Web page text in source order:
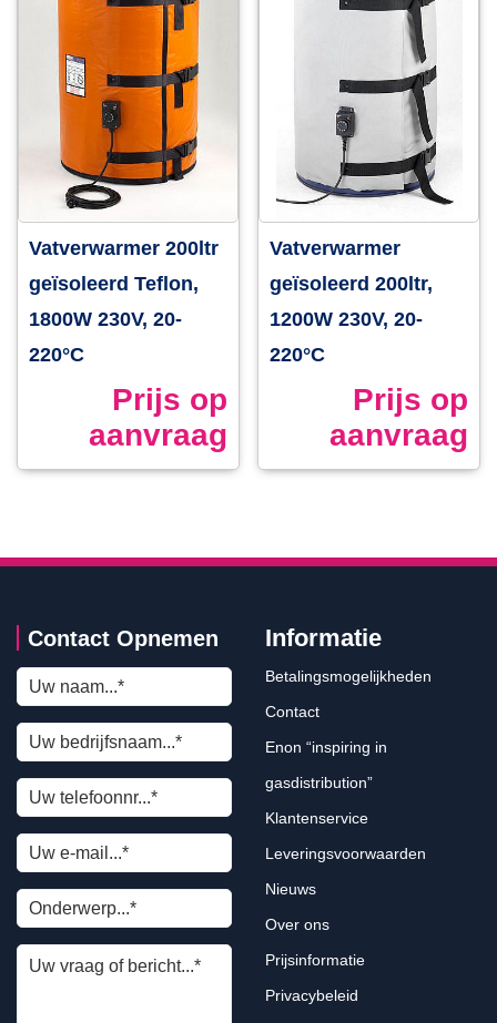
Vatverwarmer 200ltr
geïsoleerd Teflon,
1800W 230V, 20-
220°C
Prijs op
aanvraag
Vatverwarmer
geïsoleerd 200ltr,
1200W 230V, 20-
220°C
Prijs op
aanvraag
Contact Opnemen Informatie
Betalingsmogelijkheden
Contact
Enon “inspiring in
gasdistribution”
Klantenservice
Leveringsvoorwaarden
Nieuws
Over ons
Prijsinformatie
Privacybeleid